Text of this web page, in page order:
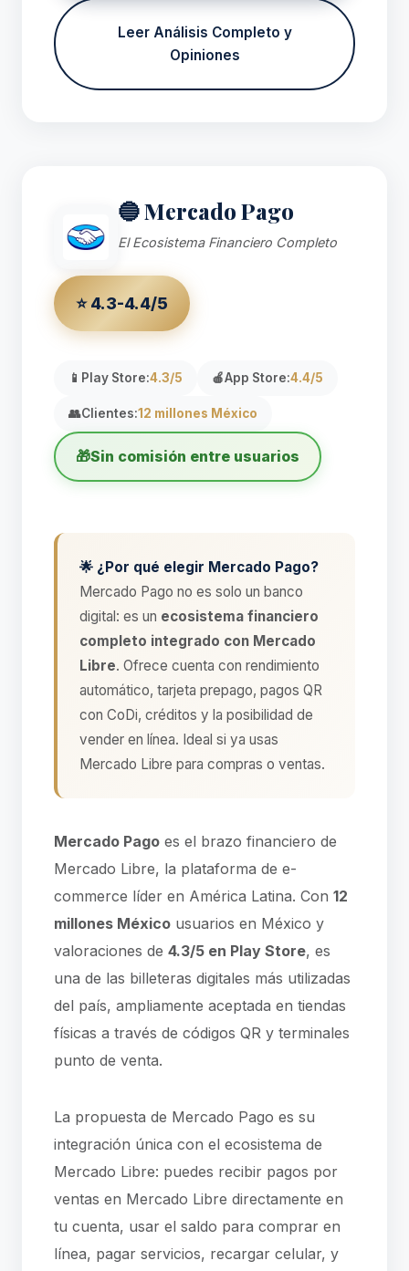
Leer Análisis Completo y
Opiniones
🔵 Mercado Pago
El Ecosistema Financiero Completo
⭐ 4.3-4.4/5
📱 Play Store:4.3/5 🍎App Store:4.4/5
👥Clientes:12 millones México
🎁Sin comisión entre usuarios
🌟 ¿Por qué elegir Mercado Pago?
Mercado Pago no es solo un banco
digital: es un ecosistema financiero
completo integrado con Mercado
Libre. Ofrece cuenta con rendimiento
automático, tarjeta prepago, pagos QR
con CoDi, créditos y la posibilidad de
vender en línea. Ideal si ya usas
Mercado Libre para compras o ventas.
Mercado Pago es el brazo financiero de
Mercado Libre, la plataforma de e-
commerce líder en América Latina. Con 12
millones México usuarios en México y
valoraciones de 4.3/5 en Play Store, es
una de las billeteras digitales más utilizadas
del país, ampliamente aceptada en tiendas
físicas a través de códigos QR y terminales
punto de venta.
La propuesta de Mercado Pago es su
integración única con el ecosistema de
Mercado Libre: puedes recibir pagos por
ventas en Mercado Libre directamente en
tu cuenta, usar el saldo para comprar en
línea, pagar servicios, recargar celular, y